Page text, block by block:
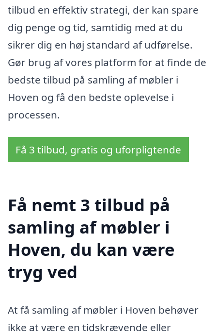
tilbud en effektiv strategi, der kan spare
dig penge og tid, samtidig med at du
sikrer dig en høj standard af udførelse.
Gør brug af vores platform for at finde de
bedste tilbud på samling af møbler i
Hoven og få den bedste oplevelse i
processen.
Få 3 tilbud, gratis og uforpligtende
Få nemt 3 tilbud på
samling af møbler i
Hoven, du kan være
tryg ved
At få samling af møbler i Hoven behøver
ikke at være en tidskrævende eller